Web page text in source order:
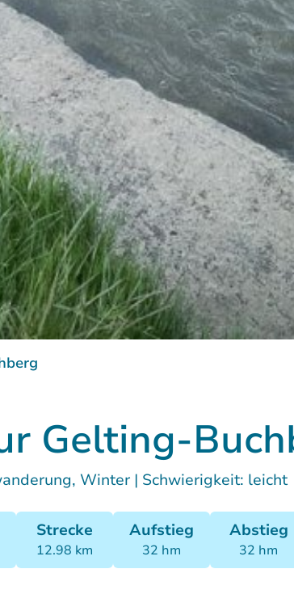
Gelting-
Winter | Schwierigkeit: leicht
Strecke
12.98 km
Aufstieg
32 hm
Abstieg
32 hm